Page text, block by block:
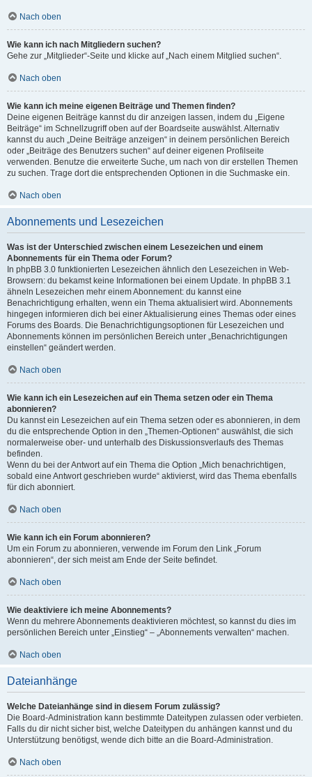
Nach oben
Wie kann ich nach Mitgliedern suchen?
Gehe zur „Mitglieder“-Seite und klicke auf „Nach einem Mitglied suchen“.
Nach oben
Wie kann ich meine eigenen Beiträge und Themen finden?
Deine eigenen Beiträge kannst du dir anzeigen lassen, indem du „Eigene
Beiträge“ im Schnellzugriff oben auf der Boardseite auswählst. Alternativ
kannst du auch „Deine Beiträge anzeigen“ in deinem persönlichen Bereich
oder „Beiträge des Benutzers suchen“ auf deiner eigenen Profilseite
verwenden. Benutze die erweiterte Suche, um nach von dir erstellen Themen
zu suchen. Trage dort die entsprechenden Optionen in die Suchmaske ein.
Nach oben
Abonnements und Lesezeichen
Was ist der Unterschied zwischen einem Lesezeichen und einem
Abonnements für ein Thema oder Forum?
In phpBB 3.0 funktionierten Lesezeichen ähnlich den Lesezeichen in Web-
Browsern: du bekamst keine Informationen bei einem Update. In phpBB 3.1
ähneln Lesezeichen mehr einem Abonnement: du kannst eine
Benachrichtigung erhalten, wenn ein Thema aktualisiert wird. Abonnements
hingegen informieren dich bei einer Aktualisierung eines Themas oder eines
Forums des Boards. Die Benachrichtigungsoptionen für Lesezeichen und
Abonnements können im persönlichen Bereich unter „Benachrichtigungen
einstellen“ geändert werden.
Nach oben
Wie kann ich ein Lesezeichen auf ein Thema setzen oder ein Thema
abonnieren?
Du kannst ein Lesezeichen auf ein Thema setzen oder es abonnieren, in dem
du die entsprechende Option in den „Themen-Optionen“ auswählst, die sich
normalerweise ober- und unterhalb des Diskussionsverlaufs des Themas
befinden.
Wenn du bei der Antwort auf ein Thema die Option „Mich benachrichtigen,
sobald eine Antwort geschrieben wurde“ aktivierst, wird das Thema ebenfalls
für dich abonniert.
Nach oben
Wie kann ich ein Forum abonnieren?
Um ein Forum zu abonnieren, verwende im Forum den Link „Forum
abonnieren“, der sich meist am Ende der Seite befindet.
Nach oben
Wie deaktiviere ich meine Abonnements?
Wenn du mehrere Abonnements deaktivieren möchtest, so kannst du dies im
persönlichen Bereich unter „Einstieg“ – „Abonnements verwalten“ machen.
Nach oben
Dateianhänge
Welche Dateianhänge sind in diesem Forum zulässig?
Die Board-Administration kann bestimmte Dateitypen zulassen oder verbieten.
Falls du dir nicht sicher bist, welche Dateitypen du anhängen kannst und du
Unterstützung benötigst, wende dich bitte an die Board-Administration.
Nach oben